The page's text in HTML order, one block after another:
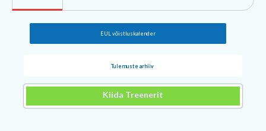
EUL võistluskalender
Tulemuste arhiiv
Kiida Treenerit